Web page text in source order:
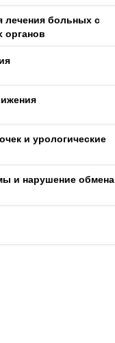
лечения больных с
органов
и урологические
и нарушение обмена